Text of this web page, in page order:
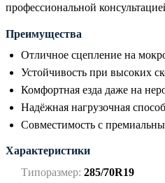
профессиональной
Преимущества
Отличное сцепление на
Устойчивость при высоких
Комфортная езда даже на
Надёжная нагрузочная
Совместимость с
Характеристики
Типоразмер: 285/70R19